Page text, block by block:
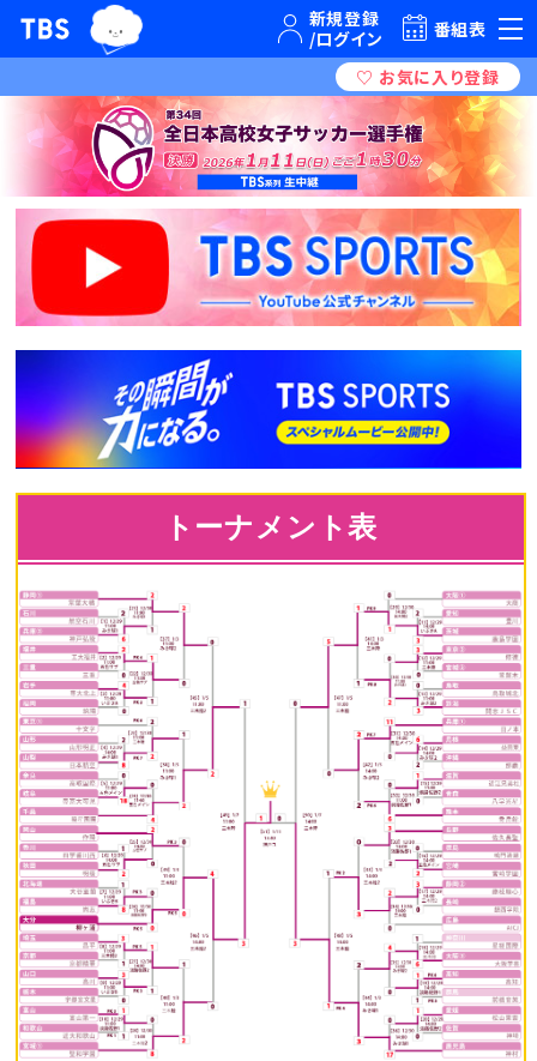
TBSテレビ｜ときめくときを。
TBSグループキャラクター『ワクティ』
番組表
トーナメント表